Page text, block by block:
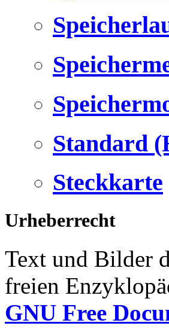
Standard
Steckkarte
Urheberrecht
Text und Bilder
freien
GNU Free